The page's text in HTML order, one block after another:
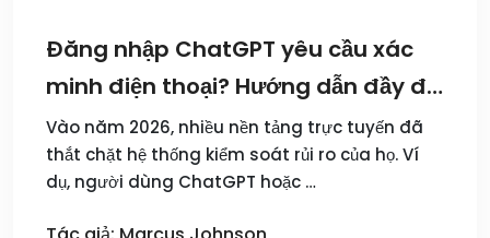
Đăng nhập ChatGPT yêu cầu xác
minh điện thoại? Hướng dẫn đầy đủ
về giải pháp SMS năm 2026
Vào năm 2026, nhiều nền tảng trực tuyến đã
thắt chặt hệ thống kiểm soát rủi ro của họ. Ví
dụ, người dùng ChatGPT hoặc …